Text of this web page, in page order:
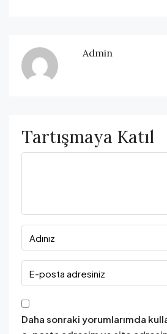
Admin
Tartışmaya Katıl
Daha sonraki yorumlarımda